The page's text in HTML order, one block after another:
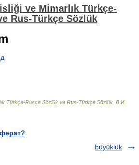
ve Mimarlık Türkçe-
Rus-Türkçe Sözlük
Türkçe-Rusça Sözlük ve Rus-Türkçe Sözlük В.И.
büyüklük